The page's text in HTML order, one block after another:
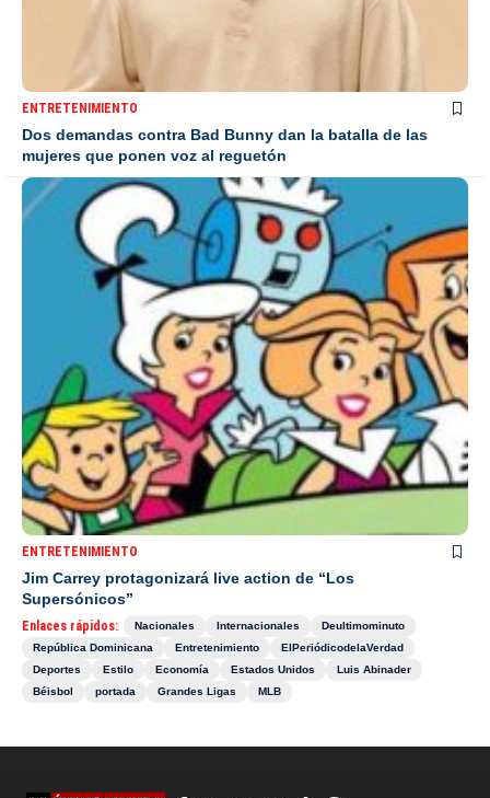
ENTRETENIMIENTO
Dos demandas contra Bad Bunny dan la batalla de las
mujeres que ponen voz al reguetón
ENTRETENIMIENTO
Jim Carrey protagonizará live action de “Los
Supersónicos”
Enlaces rápidos: Nacionales Internacionales
Deultimominuto
República Dominicana
Entretenimiento
ElPeriódicodelaVerdad
Deportes
Estilo Economía Estados Unidos
Luis Abinader
Béisbol
portada Grandes Ligas MLB